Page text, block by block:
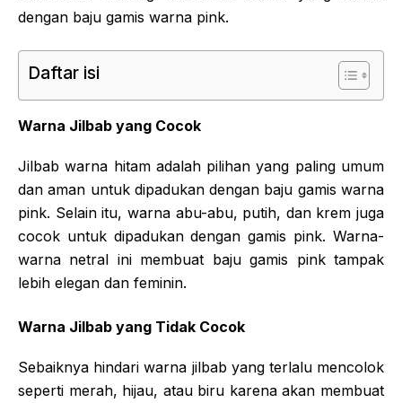
dengan baju gamis warna pink.
Daftar isi
Warna Jilbab yang Cocok
Jilbab warna hitam adalah pilihan yang paling umum
dan aman untuk dipadukan dengan baju gamis warna
pink. Selain itu, warna abu-abu, putih, dan krem juga
cocok untuk dipadukan dengan gamis pink. Warna-
warna netral ini membuat baju gamis pink tampak
lebih elegan dan feminin.
Warna Jilbab yang Tidak Cocok
Sebaiknya hindari warna jilbab yang terlalu mencolok
seperti merah, hijau, atau biru karena akan membuat